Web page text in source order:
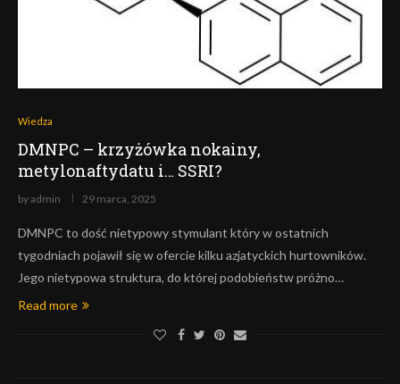
Wiedza
DMNPC – krzyżówka nokainy,
metylonaftydatu i… SSRI?
byadmin 29 marca, 2025
DMNPC to dość nietypowy stymulant który w ostatnich
tygodniach pojawił się w ofercie kilku azjatyckich hurtowników.
Jego nietypowa struktura, do której podobieństw próżno…
Read more